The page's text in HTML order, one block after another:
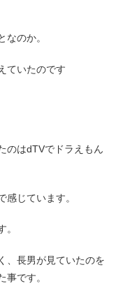
なのか。
ていたのです
のはdTVでドラえもん
じています。
、長男が見ていたのを
事です。